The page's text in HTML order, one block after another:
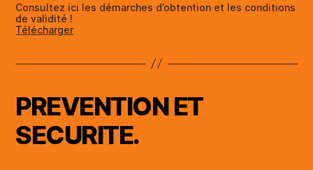
Consultez ici les démarches d’obtention et les conditions
de validité !
Télécharger
PREVENTION ET
SECURITE.